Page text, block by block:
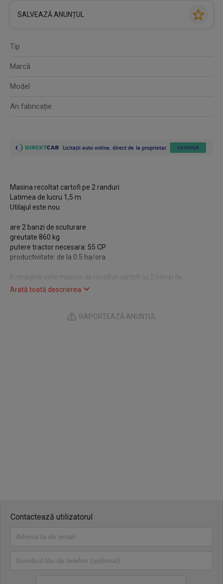
SALVEAZĂ ANUNȚUL
Tip
Marcă
Model
An fabricație
Masina recoltat cartofi pe 2 randuri.
Latimea de lucru 1,5 m
Utilajul este nou
are 2 banzi de scuturare
greutate 860 kg
putere tractor necesara: 55 CP
productivitate: de la 0.5 ha/ora
In imagine este masina de recoltat cartofi cu 2 benzi de
scuturare.
Pret 40.500 ron + tva, varianta cu 2 benzi de scuturare
Arată toată descrierea
RAPORTEAZĂ ANUNȚUL
Contactează utilizatorul